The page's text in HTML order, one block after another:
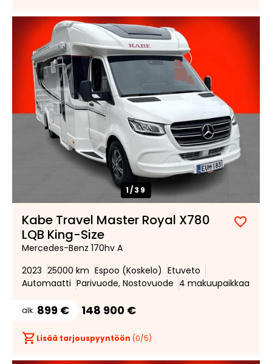
1/39
Kabe Travel Master Royal X780
LQB King-Size
Lisää
Mercedes-Benz 170hv A
2023 25000 km Espoo (Koskelo) Etuveto
Automaatti Parivuode, Nostovuode 4 makuupaikkaa
alk. 899 € 148 900 €
Lisää tarjouspyyntöön (0/5)